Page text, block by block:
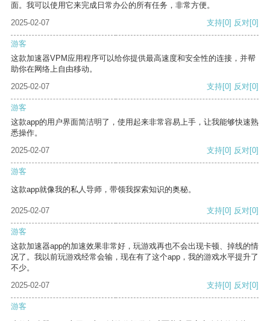
面。我可以使用它来完成日常办公的所有任务，非常方便。
2025-02-07
支持[0] 反对[0]
游客
这款加速器VPM应用程序可以给你提供最高速度和安全性的连接，并帮
助你在网络上自由移动。
2025-02-07
支持[0] 反对[0]
游客
这款app的用户界面简洁明了，使用起来非常容易上手，让我能够快速熟
悉操作。
2025-02-07
支持[0] 反对[0]
游客
这款app就像我的私人导师，带领我探索知识的奥秘。
2025-02-07 支持[0] 反对[0]
游客
这款加速器app的加速效果非常好，玩游戏再也不会出现卡顿、掉线的情
况了。我以前玩游戏经常会输，现在有了这个app，我的游戏水平提升了
不少。
2025-02-07
支持[0] 反对[0]
游客